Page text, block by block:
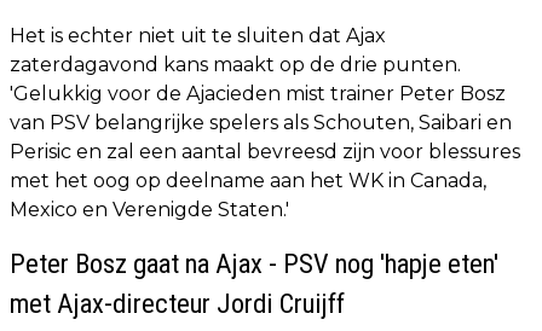
Het is echter niet uit te sluiten dat Ajax
zaterdagavond kans maakt op de drie punten.
'Gelukkig voor de Ajacieden mist trainer Peter Bosz
van PSV belangrijke spelers als Schouten, Saibari en
Perisic en zal een aantal bevreesd zijn voor blessures
met het oog op deelname aan het WK in Canada,
Mexico en Verenigde Staten.'
Peter Bosz gaat na Ajax - PSV nog 'hapje eten'
met Ajax-directeur Jordi Cruijff